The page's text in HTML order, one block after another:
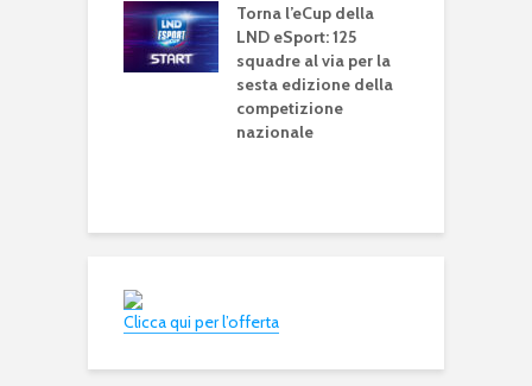
Torna l’eCup della
LND eSport: 125
squadre al via per la
sesta edizione della
competizione
nazionale
Clicca qui per l’offerta